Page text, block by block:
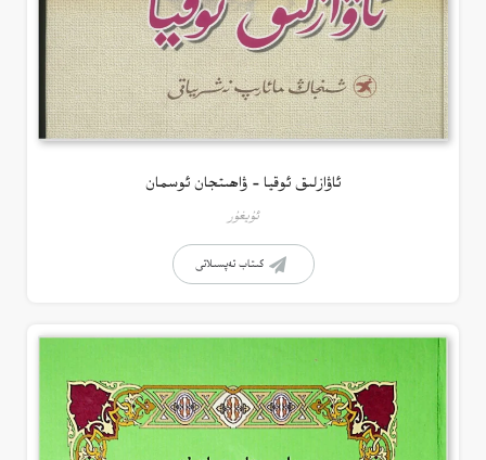
ئاۋازلىق ئوقيا – ۋاھىتجان ئوسمان
ئۇيغۇر
كىتاب تەپسىلاتى